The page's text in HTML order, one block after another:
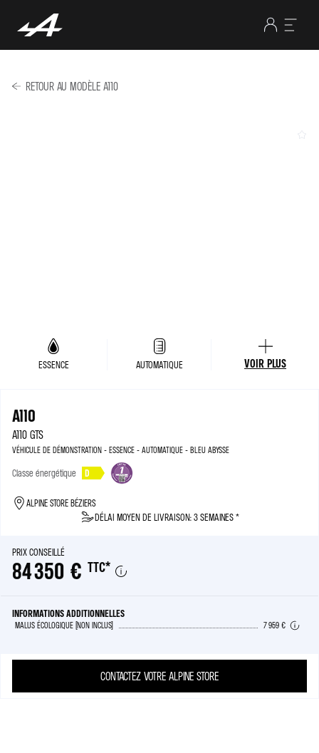
RETOUR AU MODÈLE A110
ESSENCE AUTOMATIQUE VOIR PLUS
A110
A110 GTS
VÉHICULE DE DÉMONSTRATION - ESSENCE - AUTOMATIQUE - BLEU ABYSSE
Classe énergétique D
ALPINE STORE BÉZIERS
DÉLAI MOYEN DE LIVRAISON: 3 SEMAINES *
PRIX CONSEILLÉ
84 350 € TTC*
INFORMATIONS ADDITIONNELLES
MALUS ÉCOLOGIQUE (NON INCLUS) 7 959 €
CONTACTEZ VOTRE ALPINE STORE